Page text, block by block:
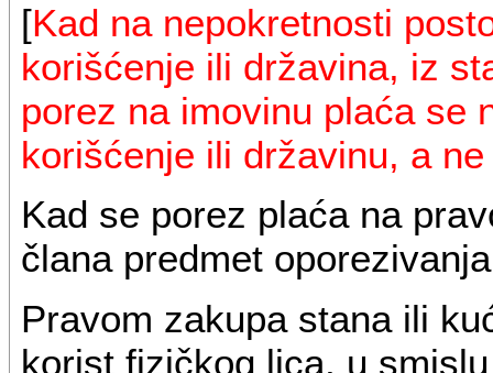
[Kad na nepokretnosti
korišćenje ili državina, iz
porez na imovinu plaća se
korišćenje ili državinu, a
Kad se porez plaća na
člana predmet
Pravom zakupa stana ili
korist fizičkog lica, u